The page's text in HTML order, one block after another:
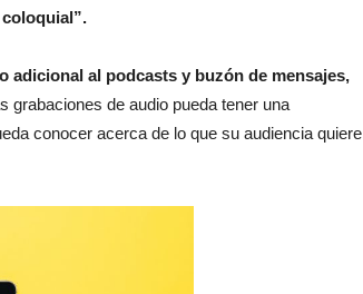
adicional al podcasts y buzón de mensajes,
grabaciones de audio pueda tener una
conocer acerca de lo que su audiencia quiere